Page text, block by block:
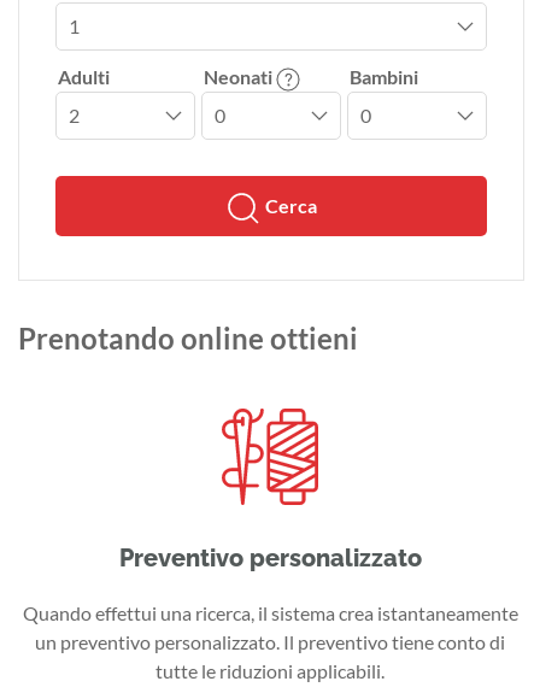
Adulti Neonati Bambini
Cerca
Prenotando online ottieni
Preventivo personalizzato
Quando effettui una ricerca, il sistema crea istantaneamente
un preventivo personalizzato. Il preventivo tiene conto di
tutte le riduzioni applicabili.